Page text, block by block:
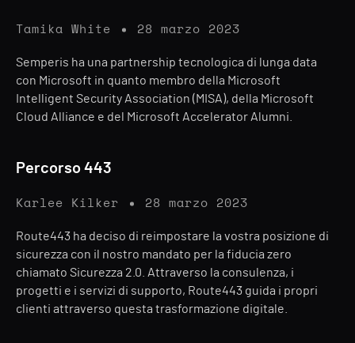
Tamika White 28 marzo 2023
Semperis ha una partnership tecnologica di lunga data
con Microsoft in quanto membro della Microsoft
Intelligent Security Association (MISA), della Microsoft
Cloud Alliance e del Microsoft Accelerator Alumni.
Percorso 443
Karlee Kilker 28 marzo 2023
Route443 ha deciso di reimpostare la vostra posizione di
sicurezza con il nostro mandato per la fiducia zero
chiamato Sicurezza 2.0. Attraverso la consulenza, i
progetti e i servizi di supporto, Route443 guida i propri
clienti attraverso questa trasformazione digitale.